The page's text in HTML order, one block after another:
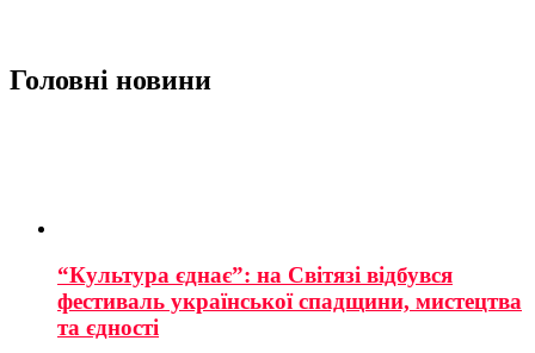
Головні новини
“Культура єднає”: на Світязі відбувся
фестиваль української спадщини, мистецтва
та єдності